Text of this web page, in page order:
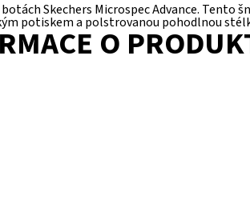
Skechers Microspec Advance. Tento
potiskem a polstrovanou pohodlnou
O